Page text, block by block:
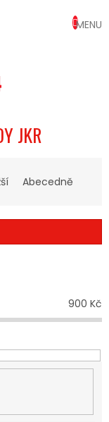
KOŠÍK
JKR
Abecedně
900 Kč